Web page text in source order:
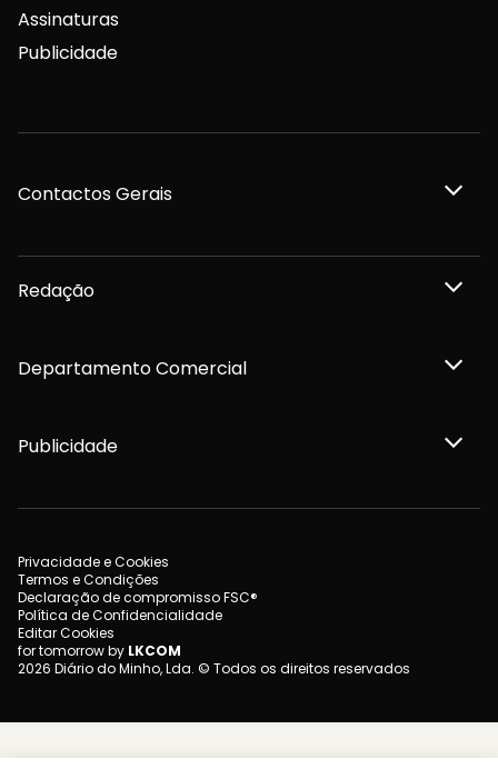
Assinaturas
Publicidade
Contactos Gerais
Redação
Departamento Comercial
Publicidade
Privacidade e Cookies
Termos e Condições
Declaração de compromisso FSC®
Política de Confidencialidade
Editar Cookies
for tomorrow by LKCOM
2026 Diário do Minho, Lda. © Todos os direitos reservados